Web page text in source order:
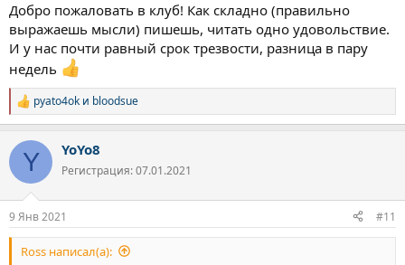
Добро пожаловать в клуб! Как складно (правильно
выражаешь мысли) пишешь, читать одно удовольствие.
И у нас почти равный срок трезвости, разница в пару
недель
Р
е
к
и
pyato4ok и bloodsue
Y YoYo8
Регистрация: 07.01.2021
9 Янв 2021 #11
Ross написал(а):